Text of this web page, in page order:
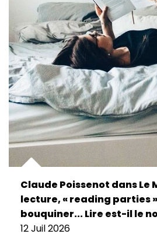
Claude Poissenot dans Le
lecture, « reading parties
bouquiner... Lire est-il le
12 Juil 2026